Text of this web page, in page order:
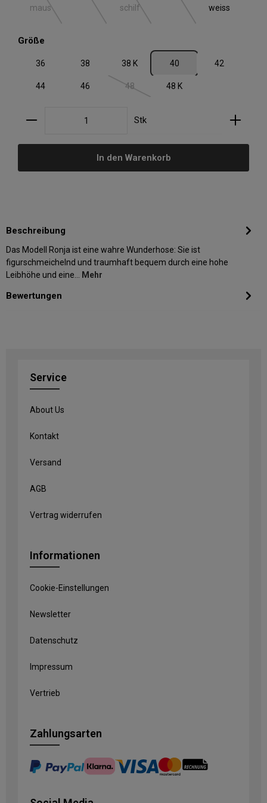
maus schilf weiss
Größe
36 38 38 K 40 42
44 46 48(Diese Option ist zurzeit nicht verfügbar.)
48 K
Produkt Anzahl: Gib den gewünschten Wert ein
Stk
In den Warenkorb
Beschreibung
Das Modell Ronja ist eine wahre Wunderhose: Sie ist
figurschmeichelnd und traumhaft bequem durch eine hohe
Leibhöhe und eine…
Mehr
Bewertungen
Service
About Us
Kontakt
Versand
AGB
Vertrag widerrufen
Informationen
Cookie-Einstellungen
Newsletter
Datenschutz
Impressum
Vertrieb
Zahlungsarten